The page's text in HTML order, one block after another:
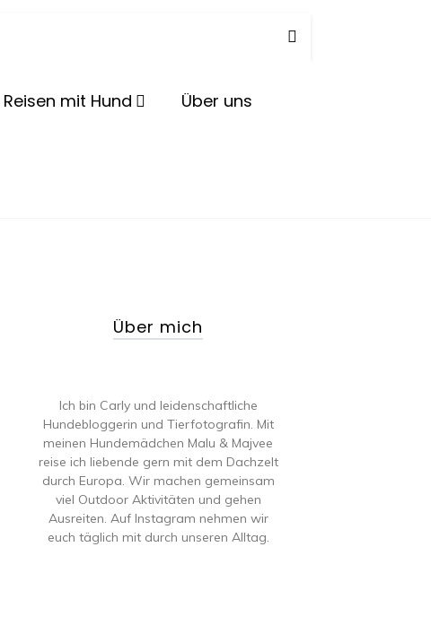
Reisen mit Hund Über uns
Über mich
Ich bin Carly und leidenschaftliche
Hundebloggerin und Tierfotografin. Mit
meinen Hundemädchen Malu & Majvee
reise ich liebende gern mit dem Dachzelt
durch Europa. Wir machen gemeinsam
viel Outdoor Aktivitäten und gehen
Ausreiten. Auf Instagram nehmen wir
euch täglich mit durch unseren Alltag.